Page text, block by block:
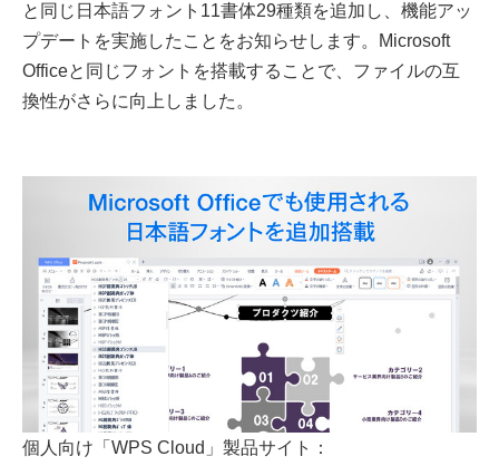
と同じ日本語フォント11書体29種類を追加し、機能アッ
プデートを実施したことをお知らせします。Microsoft
Officeと同じフォントを搭載することで、ファイルの互
換性がさらに向上しました。
個人向け「WPS Cloud」製品サイト：